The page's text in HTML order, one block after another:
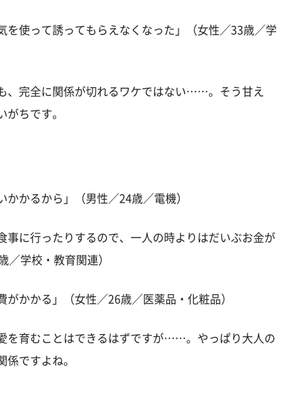
を使って誘ってもらえなくなった」（女性／33歳／学
、完全に関係が切れるワケではない……。そう甘え
がちです。
かかるから」（男性／24歳／電機）
事に行ったりするので、一人の時よりはだいぶお金が
／学校・教育関連）
がかかる」（女性／26歳／医薬品・化粧品）
を育むことはできるはずですが……。やっぱり大人の
係ですよね。